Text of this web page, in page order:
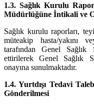
1.3. Sağlık Kurulu
Müdürlüğüne İntikali ve
Sağlık kurulu raporları,
müteakip hasta/yakını
tarafından Genel
ettirilerek Genel Sağlık
onayına sunulmaktadır.
1.4. Yurtdışı Tedavi
Gönderilmesi